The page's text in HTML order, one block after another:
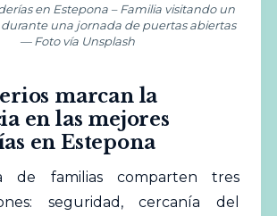
en Estepona – Familia visitando un
una jornada de puertas abiertas
— Foto vía Unsplash
marcan la
en las mejores
en Estepona
de familias comparten tres
seguridad, cercanía del